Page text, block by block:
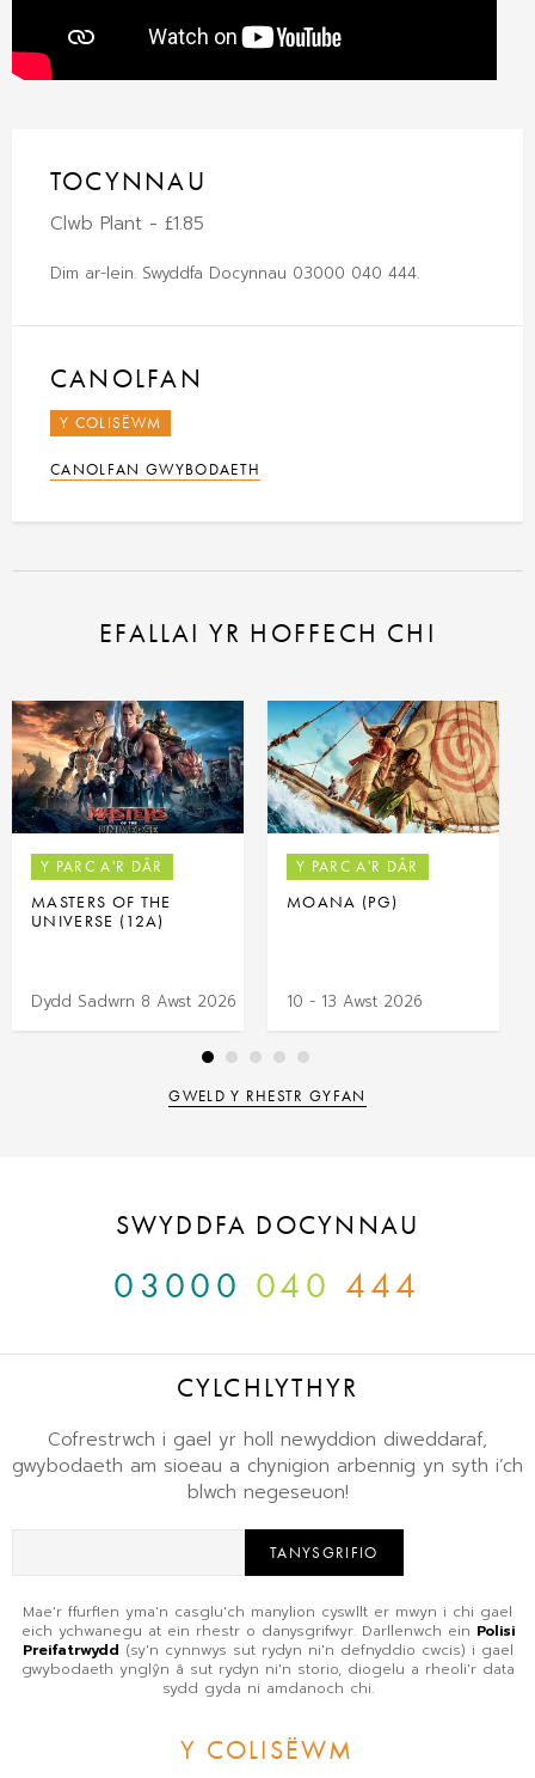
TOCYNNAU
Clwb Plant - £1.85
Dim ar-lein. Swyddfa Docynnau 03000 040 444.
CANOLFAN
Y COLISËWM
CANOLFAN GWYBODAETH
EFALLAI YR HOFFECH CHI
Y PARC A'R DÂR
MASTERS OF THE
UNIVERSE (12A)
Dydd Sadwrn 8 Awst 2026
Y PARC A'R DÂR
MOANA (PG)
10 - 13 Awst 2026
GWELD Y RHESTR GYFAN
SWYDDFA DOCYNNAU
03000 040 444
CYLCHLYTHYR
Cofrestrwch i gael yr holl newyddion diweddaraf,
gwybodaeth am sioeau a chynigion arbennig yn syth i’ch
blwch negeseuon!
TANYSGRIFIO
Mae'r ffurflen yma'n casglu'ch manylion cyswllt er mwyn i chi gael
eich ychwanegu at ein rhestr o danysgrifwyr. Darllenwch ein Polisi
Preifatrwydd (sy'n cynnwys sut rydyn ni'n defnyddio cwcis) i gael
gwybodaeth ynglŷn â sut rydyn ni'n storio, diogelu a rheoli'r data
sydd gyda ni amdanoch chi.
Y COLISËWM